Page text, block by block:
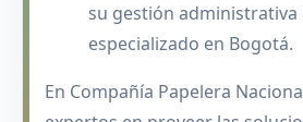
su gestión administrativa
especializado en Bogotá.
En Compañía Papelera